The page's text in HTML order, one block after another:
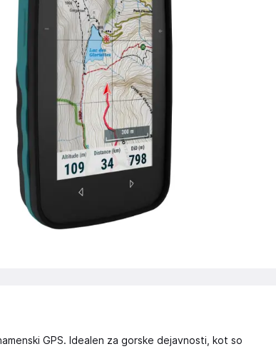
GPS. Idealen za gorske dejavnosti, kot so